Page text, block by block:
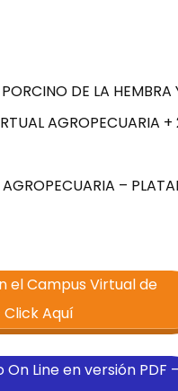
DE LA HEMBRA
AGROPECUARIA
–
el Campus Virtual de
Aquí
Line en versión PDF –